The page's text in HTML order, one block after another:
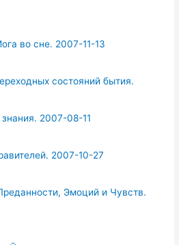
во сне. 2007-11-13
состояний бытия.
2007-08-11
2007-10-27
Эмоций и Чувств.